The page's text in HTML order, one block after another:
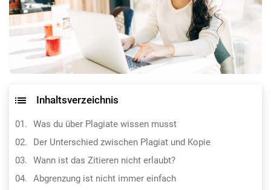
Inhaltsverzeichnis
Was du über Plagiate wissen musst
Der Unterschied zwischen Plagiat und Kopie
Wann ist das Zitieren nicht erlaubt?
Abgrenzung ist nicht immer einfach